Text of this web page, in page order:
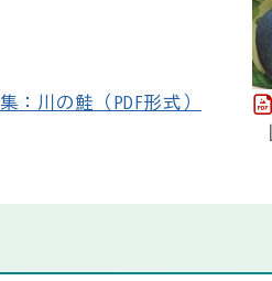
：川の鮭（PDF形式）